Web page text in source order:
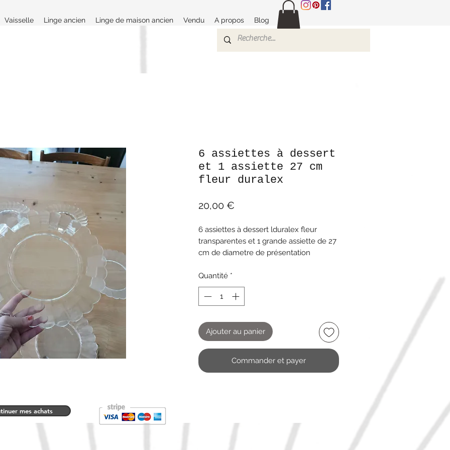
Vaisselle Linge ancien Linge de maison ancien Vendu A propos Blog
6 assiettes à dessert
et 1 assiette 27 cm
fleur duralex
20,00 €
6 assiettes à dessert lduralex fleur
transparentes et 1 grande assiette de 27
cm de diametre de présentation
traces d'usures
Quantité *
Ajouter au panier
Commander et payer
mes achats